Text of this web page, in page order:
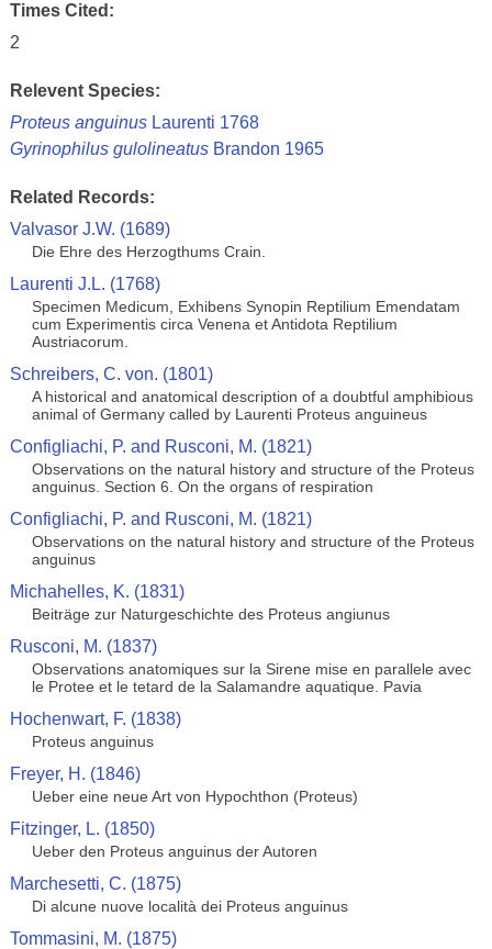
Times Cited:
2
Relevent Species:
Proteus anguinusLaurenti 1768
Gyrinophilus gulolineatusBrandon 1965
Related Records:
Valvasor J.W. (1689)
Die Ehre des Herzogthums Crain.
Laurenti J.L. (1768)
Specimen Medicum, Exhibens Synopin Reptilium Emendatam
cum Experimentis circa Venena et Antidota Reptilium
Austriacorum.
Schreibers, C. von. (1801)
A historical and anatomical description of a doubtful amphibious
animal of Germany called by Laurenti Proteus anguineus
Configliachi, P. and Rusconi, M. (1821)
Observations on the natural history and structure of the Proteus
anguinus. Section 6. On the organs of respiration
Configliachi, P. and Rusconi, M. (1821)
Observations on the natural history and structure of the Proteus
anguinus
Michahelles, K. (1831)
Beiträge zur Naturgeschichte des Proteus angiunus
Rusconi, M. (1837)
Observations anatomiques sur la Sirene mise en parallele avec
le Protee et le tetard de la Salamandre aquatique. Pavia
Hochenwart, F. (1838)
Proteus anguinus
Freyer, H. (1846)
Ueber eine neue Art von Hypochthon (Proteus)
Fitzinger, L. (1850)
Ueber den Proteus anguinus der Autoren
Marchesetti, C. (1875)
Di alcune nuove località dei Proteus anguinus
Tommasini, M. (1875)